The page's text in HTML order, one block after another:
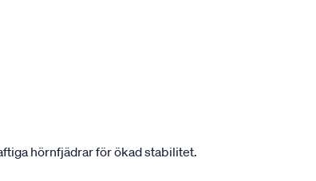
hörnfjädrar för ökad stabilitet.